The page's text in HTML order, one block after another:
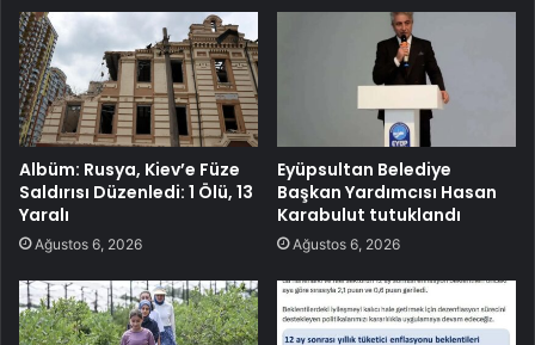
Albüm: Rusya, Kiev’e Füze
Saldırısı Düzenledi: 1 Ölü, 13
Yaralı
Ağustos 6, 2026
Eyüpsultan Belediye
Başkan Yardımcısı Hasan
Karabulut tutuklandı
Ağustos 6, 2026